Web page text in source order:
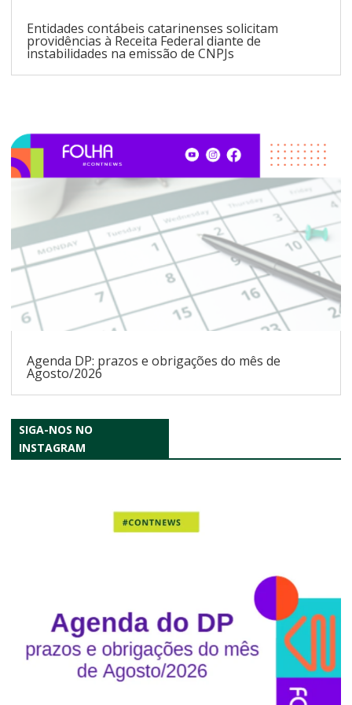
Entidades contábeis catarinenses solicitam
providências à Receita Federal diante de
instabilidades na emissão de CNPJs
Agenda DP: prazos e obrigações do mês de
Agosto/2026
SIGA-NOS NO
INSTAGRAM